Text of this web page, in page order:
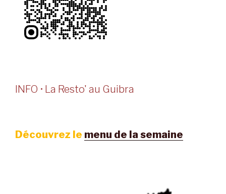
INFO • La Resto' au Guibra
Découvrez le menu de la semaine